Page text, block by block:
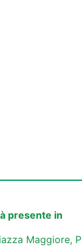
presente in
Maggiore,